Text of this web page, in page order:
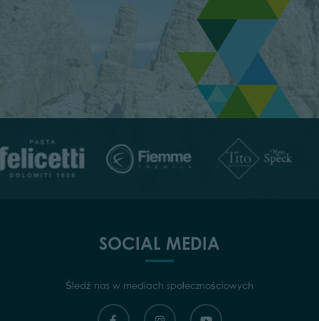
SOCIAL MEDIA
Śledź nas w mediach społecznościowych